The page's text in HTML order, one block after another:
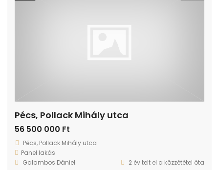
Pécs, Pollack Mihály utca
56 500 000 Ft
Pécs, Pollack Mihály utca
Panel lakás
Galambos Dániel
2 év telt el a közzététel óta